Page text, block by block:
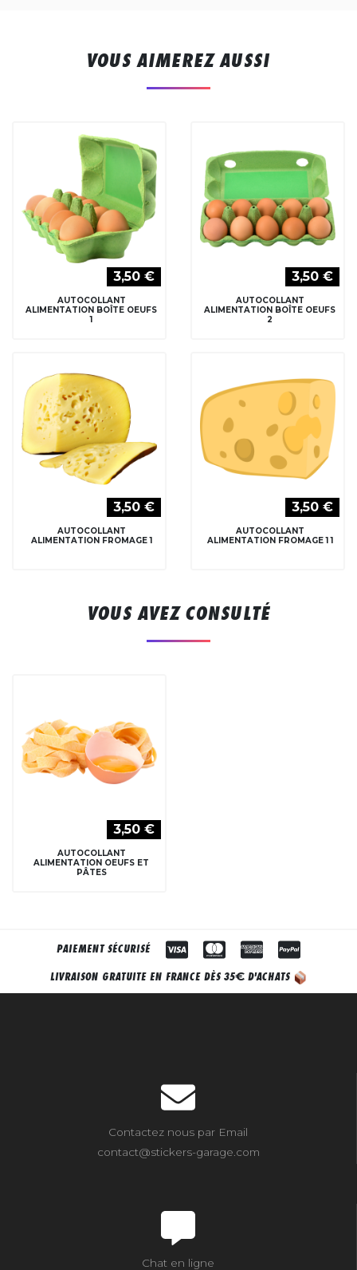
VOUS AIMEREZ AUSSI
3,50 €
AUTOCOLLANT
ALIMENTATION BOÎTE OEUFS
1
3,50 €
AUTOCOLLANT
ALIMENTATION BOÎTE OEUFS
2
3,50 €
AUTOCOLLANT
ALIMENTATION FROMAGE 1
3,50 €
AUTOCOLLANT
ALIMENTATION FROMAGE 1 1
VOUS AVEZ CONSULTÉ
3,50 €
AUTOCOLLANT
ALIMENTATION OEUFS ET
PÂTES
PAIEMENT SÉCURISÉ
LIVRAISON GRATUITE EN FRANCE DÈS 35€ D'ACHATS
Contactez nous par Email
contact@stickers-garage.com
Chat en ligne